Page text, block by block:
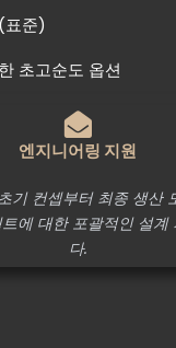
표준)
초고순도 옵션
엔지니어링 지원
기 컨셉부터 최종 생산
에 대한 포괄적인 설계
다.